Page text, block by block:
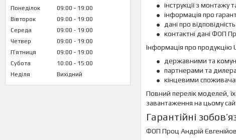
Понеділок 09:00
19:00
Вівторок
09:00
19:00
Середа
09:00
19:00
Четвер
09:00
19:00
Пʼятниця
09:00
19:00
Субота
10:00
15:00
Неділя
Вихідний
інструкції з монтажу
інформація про
дані про
контактні дані ФОП
Інформація про продукцію
державними та
партнерами та
кінцевими
Повний перелік моделей, їх
завантаження на цьому
Гарантійні
ФОП Проц Андрій